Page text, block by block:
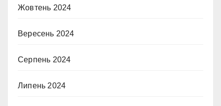
Жовтень 2024
Вересень 2024
Серпень 2024
Липень 2024